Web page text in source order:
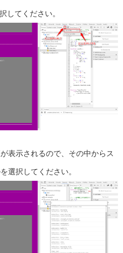
してください。
表示されるので、その中からス
選択してください。